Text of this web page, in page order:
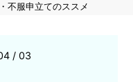
不服申立てのススメ
/ 03